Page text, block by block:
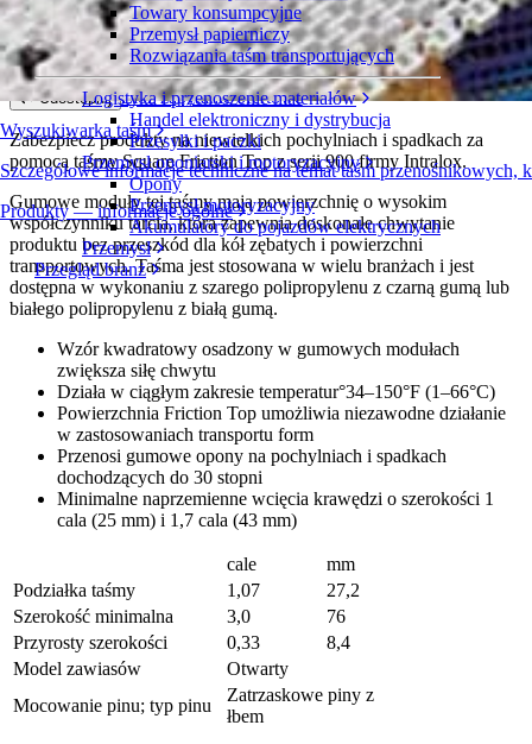
Wyszukiwarka taśm
Szczegółowe informacje techniczne na temat taśm
Produkty — informacje ogólne
Towary konsumpcyjne
Przemysł papierniczy
Rozwiązania taśm transportujących
Logistyka i przenoszenie materiałów
Handel elektroniczny i dystrybucja
Przesyłki i paczki
Przemysł oponiarski i motoryzacyjny
Opony
Przemysł motoryzacyjny
Akumulatory do pojazdów elektrycznych
Przemysł
Przegląd branż
Square Friction Top
Seria 900
Udostępnij Złóż zapytanie ofertowe
Zabezpiecz produkty na niewielkich pochylniach i spadkach za
pomocą taśmy Square Friction Top z serii 900 firmy Intralox.
Gumowe moduły tej taśmy mają powierzchnię o wysokim
współczynniku tarcia, która zapewnia doskonałe chwytanie
produktu bez przeszkód dla kół zębatych i powierzchni
transportowych. Taśma jest stosowana w wielu branżach i jest
dostępna w wykonaniu z szarego polipropylenu z czarną gumą lub
białego polipropylenu z białą gumą.
Wzór kwadratowy osadzony w gumowych modułach
zwiększa siłę chwytu
Działa w ciągłym zakresie temperatur°34–150°F (1–66°C)
Powierzchnia Friction Top umożliwia niezawodne działanie
w zastosowaniach transportu form
Przenosi gumowe opony na pochylniach i spadkach
dochodzących do 30 stopni
Minimalne naprzemienne wcięcia krawędzi o szerokości 1
cala (25 mm) i 1,7 cala (43 mm)
cale
mm
Podziałka taśmy
1,07
27,2
Szerokość minimalna
3,0
76
Przyrosty szerokości
0,33
8,4
Model zawiasów
Otwarty
Mocowanie pinu; typ pinu
Zatrzaskowe piny z
łbem